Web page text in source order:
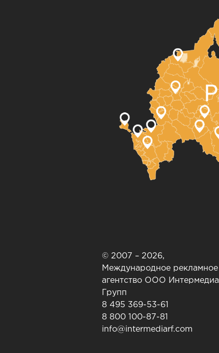
© 2007 – 2026,
Международное рекламное
агентство ООО Интермедиа
Групп
8 495 369-53-61
8 800 100-87-81
info@intermediarf.com